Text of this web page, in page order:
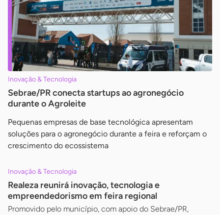
Inovação & Tecnologia
Sebrae/PR conecta startups ao agronegócio
durante o Agroleite
Pequenas empresas de base tecnológica apresentam
soluções para o agronegócio durante a feira e reforçam o
crescimento do ecossistema
Inovação & Tecnologia
Realeza reunirá inovação, tecnologia e
empreendedorismo em feira regional
Promovido pelo município, com apoio do Sebrae/PR,